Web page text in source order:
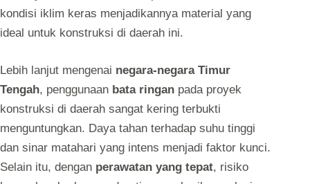
kondisi iklim keras menjadikannya material yang
ideal untuk konstruksi di daerah ini.
Lebih lanjut mengenai negara-negara Timur
Tengah, penggunaan bata ringan pada proyek
konstruksi di daerah sangat kering terbukti
menguntungkan. Daya tahan terhadap suhu tinggi
dan sinar matahari yang intens menjadi faktor kunci.
Selain itu, dengan perawatan yang tepat, risiko